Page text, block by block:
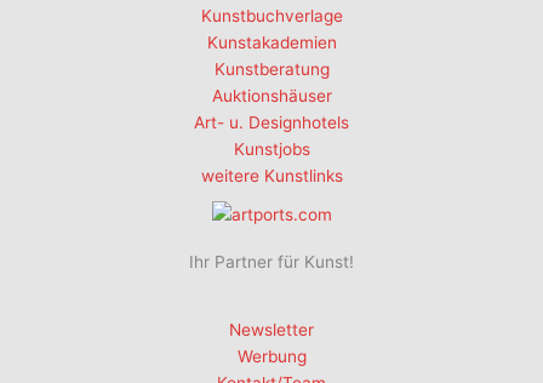
Kunstbuchverlage
Kunstakademien
Kunstberatung
Auktionshäuser
Art- u. Designhotels
Kunstjobs
weitere Kunstlinks
Ihr Partner für Kunst!
Newsletter
Werbung